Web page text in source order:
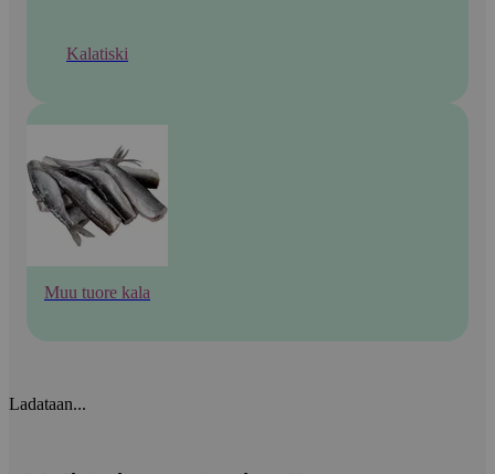
Kalatiski
Muu tuore kala
Ladataan...